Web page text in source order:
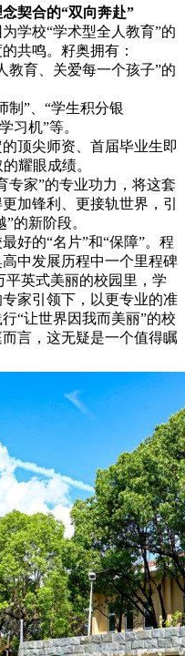
契合的“双向奔赴”
学校“学术型全人教育”的
共鸣。籽奥拥有：
教育、关爱每一个孩子”的
制”、“学生积分银
习机”等。
顶尖师资、首届毕业生即
耀眼成绩。
专家”的专业功力，将这套
加锋利、更接轨世界，引
的新阶段。
好的“名片”和“保障”。程
中发展历程中一个里程碑
平英式美丽的校园里，学
家引领下，以更专业的准
“让世界因我而美丽”的校
言，这无疑是一个值得瞩